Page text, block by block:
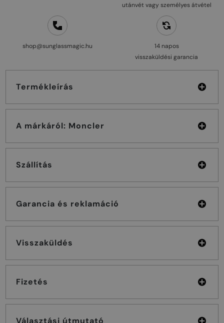
utánvét vagy személyes átvétel
shop@sunglassmagic.hu
14 napos
visszaküldési garancia
Termékleírás
A márkáról: Moncler
Szállítás
Garancia és reklamáció
Visszaküldés
Fizetés
Választási útmutató